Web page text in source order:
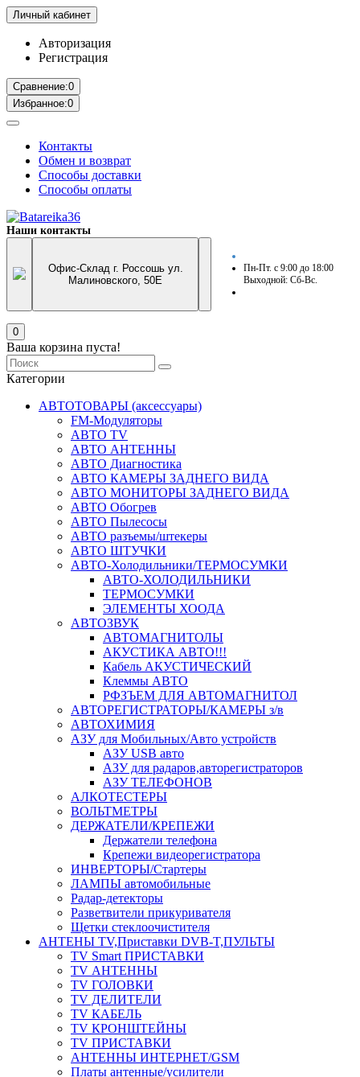
Личный кабинет
Авторизация
Регистрация
Сравнение:0
Избранное:0
Контакты
Обмен и возврат
Способы доставки
Способы оплаты
Наши контакты
Офис-Склад г. Россошь ул.
Малиновского, 50Е
Пн-Пт. с 9:00 до 18:00
Выходной: Сб-Вс.
0
Ваша корзина пуста!
Категории
АВТОТОВАРЫ (аксессуары)
FM-Модуляторы
АВТО TV
АВТО АНТЕННЫ
АВТО Диагностика
АВТО КАМЕРЫ ЗАДНЕГО ВИДА
АВТО МОНИТОРЫ ЗАДНЕГО ВИДА
АВТО Обогрев
АВТО Пылесосы
АВТО разъемы/штекеры
АВТО ШТУЧКИ
АВТО-Холодильники/ТЕРМОСУМКИ
АВТО-ХОЛОДИЛЬНИКИ
ТЕРМОСУМКИ
ЭЛЕМЕНТЫ ХООДА
АВТОЗВУК
АВТОМАГНИТОЛЫ
АКУСТИКА АВТО!!!
Кабель АКУСТИЧЕСКИЙ
Клеммы АВТО
РФЗЪЕМ ДЛЯ АВТОМАГНИТОЛ
АВТОРЕГИСТРАТОРЫ/КАМЕРЫ з/в
АВТОХИМИЯ
АЗУ для Мобильных/Авто устройств
АЗУ USB авто
АЗУ для радаров,авторегистраторов
АЗУ ТЕЛЕФОНОВ
АЛКОТЕСТЕРЫ
ВОЛЬТМЕТРЫ
ДЕРЖАТЕЛИ/КРЕПЕЖИ
Держатели телефона
Крепежи видеорегистратора
ИНВЕРТОРЫ/Стартеры
ЛАМПЫ автомобильные
Радар-детекторы
Разветвители прикуривателя
Щетки стеклоочистителя
АНТЕНЫ ТV,Приставки DVB-T,ПУЛЬТЫ
TV Smart ПРИСТАВКИ
TV АНТЕННЫ
TV ГОЛОВКИ
TV ДЕЛИТЕЛИ
TV КАБЕЛЬ
TV КРОНШТЕЙНЫ
TV ПРИСТАВКИ
АНТЕННЫ ИНТЕРНЕТ/GSM
Платы антенные/усилители